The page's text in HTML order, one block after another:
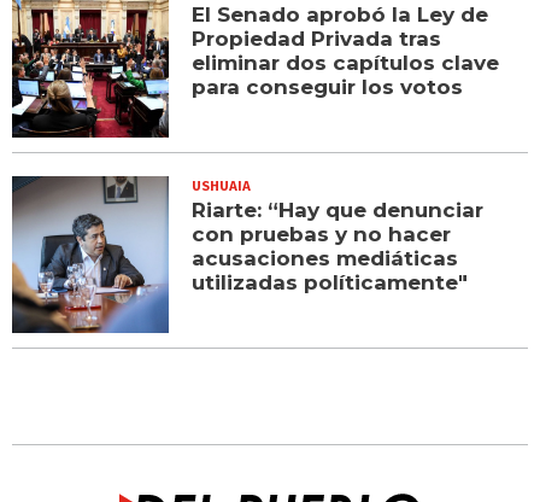
El Senado aprobó la Ley de
Propiedad Privada tras
eliminar dos capítulos clave
para conseguir los votos
USHUAIA
Riarte: “Hay que denunciar
con pruebas y no hacer
acusaciones mediáticas
utilizadas políticamente"